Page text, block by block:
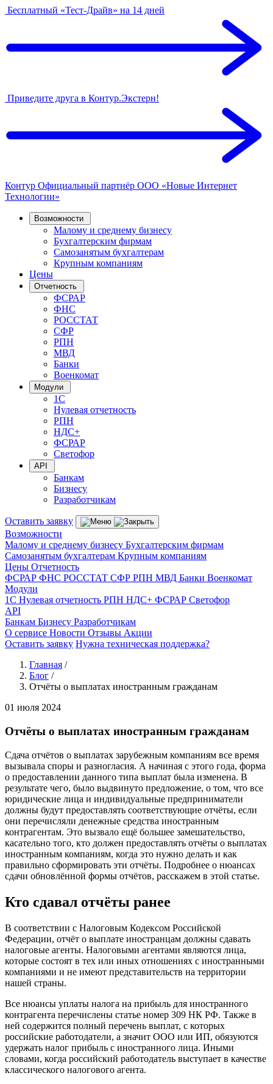
Бесплатный «Тест-Драйв» на 14 дней
Приведите друга в Контур.Экстерн!
Контур Официальный партнёр ООО «Новые Интернет
Технологии»
Возможности
Малому и среднему бизнесу
Бухгалтерским фирмам
Самозанятым бухгалтерам
Крупным компаниям
Цены
Отчетность
ФСРАР
ФНС
РОССТАТ
СФР
РПН
МВД
Банки
Военкомат
Модули
1С
Нулевая отчетность
РПН
НДС+
ФСРАР
Светофор
API
Банкам
Бизнесу
Разработчикам
Оставить заявку
Возможности
Малому и среднему бизнесу Бухгалтерским фирмам
Самозанятым бухгалтерам Крупным компаниям
Цены Отчетность
ФСРАР ФНС РОССТАТ СФР РПН МВД Банки Военкомат
Модули
1С Нулевая отчетность РПН НДС+ ФСРАР Светофор
API
Банкам Бизнесу Разработчикам
О сервисе Новости Отзывы Акции
Оставить заявку Нужна техническая поддержка?
Главная /
Блог /
Отчёты о выплатах иностранным гражданам
01 июля 2024
Отчёты о выплатах иностранным гражданам
Сдача отчётов о выплатах зарубежным компаниям все время
вызывала споры и разногласия. А начиная с этого года, форма
о предоставлении данного типа выплат была изменена. В
результате чего, было выдвинуто предложение, о том, что все
юридические лица и индивидуальные предприниматели
должны будут предоставлять соответствующие отчёты, если
они перечисляли денежные средства иностранным
контрагентам. Это вызвало ещё большее замешательство,
касательно того, кто должен предоставлять отчёты о выплатах
иностранным компаниям, когда это нужно делать и как
правильно сформировать эти отчёты. Подробнее о нюансах
сдачи обновлённой формы отчётов, расскажем в этой статье.
Кто сдавал отчёты ранее
В соответствии с Налоговым Кодексом Российской
Федерации, отчёт о выплате иностранцам должны сдавать
налоговые агенты. Налоговыми агентами являются лица,
которые состоят в тех или иных отношениях с иностранными
компаниями и не имеют представительств на территории
нашей страны.
Все нюансы уплаты налога на прибыль для иностранного
контрагента перечислены статье номер 309 НК РФ. Также в
ней содержится полный перечень выплат, с которых
российские работодатели, а значит ООО или ИП, обязуются
удержать налог прибыль с иностранного лица. Иными
словами, когда российский работодатель выступает в качестве
классического налогового агента.